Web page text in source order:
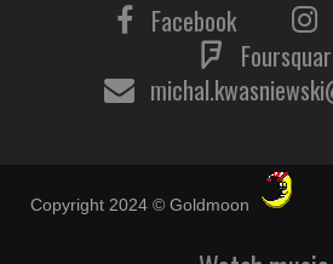
Facebook
Copyright 2024 © Goldmoon